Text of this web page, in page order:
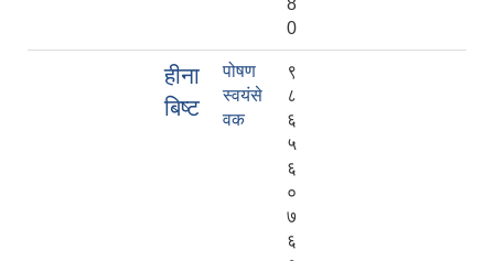
8
0
हीना
बिष्ट
पोषण
स्वयंसे
वक
९
८
६
५
६
०
७
६